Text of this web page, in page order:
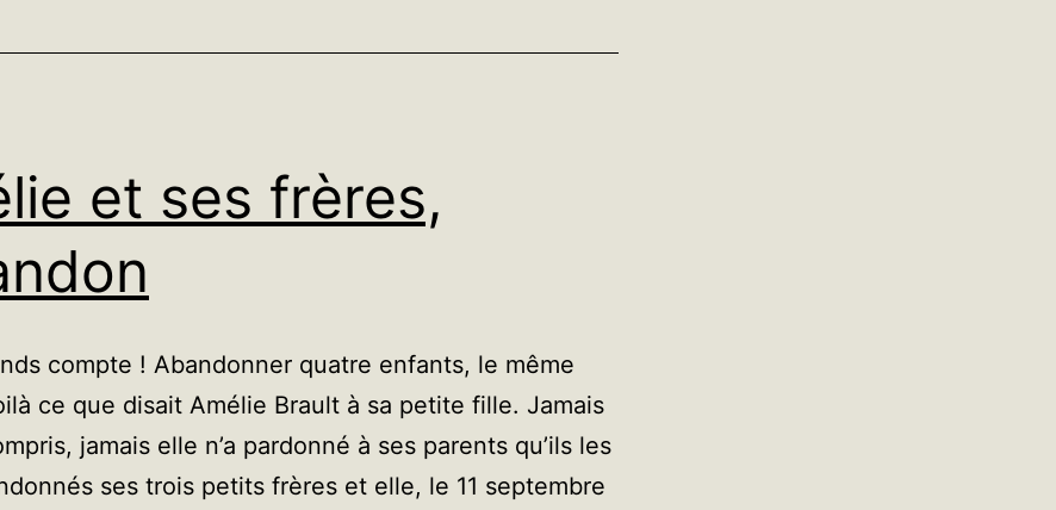
et ses frères,
compte ! Abandonner quatre enfants, le même
ce que disait Amélie Brault à sa petite fille. Jamais
jamais elle n’a pardonné à ses parents qu’ils les
ses trois petits frères et elle, le 11 septembre